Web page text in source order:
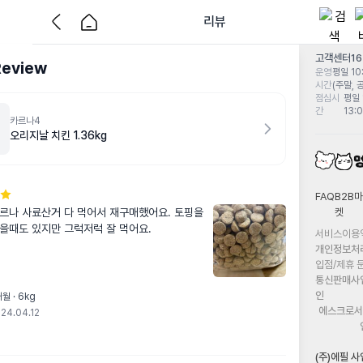
리뷰
카르나4
오리지날 치킨 1.36kg
나 사료산거 다 먹어서 재구매했어요. 토핑을
때도 있지만 그럭저럭 잘 먹어요.
월 · 6kg
고객센터
운영
시간
평일
(주말,
점심시
간
평
FAQB2B마
켓
서비스이용
개인정보처
입점/제휴
통신판매사
인
에스크로
(주)에필 사